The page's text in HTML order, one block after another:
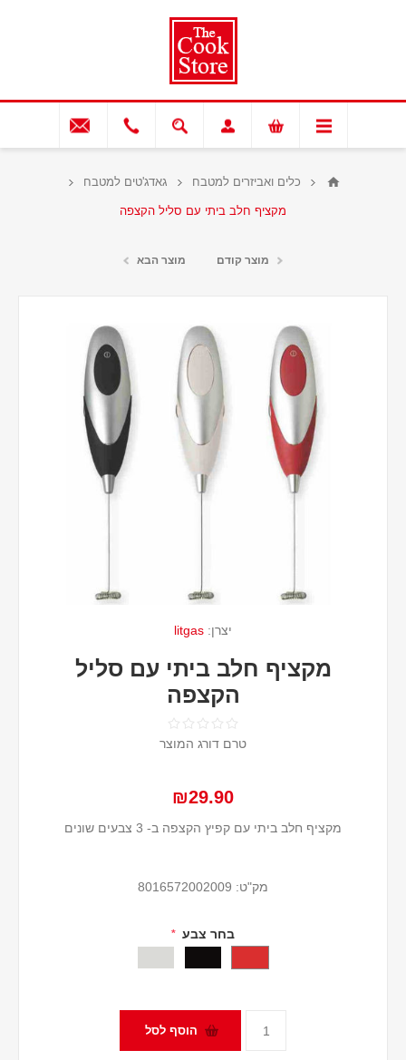
כלים ואביזרים למטבח גאדג'טים למטבח
מקציף חלב ביתי עם סליל הקצפה
מוצר קודם מוצר הבא
יצרן: litgas
מקציף חלב ביתי עם סליל
הקצפה
טרם דורג המוצר
₪29.90
מקציף חלב ביתי עם קפיץ הקצפה ב- 3 צבעים שונים
מק"ט: 8016572002009
בחר צבע *